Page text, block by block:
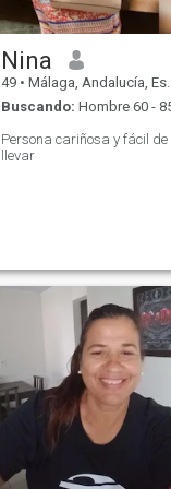
Nina
49 • Málaga, Andalucía, España
Buscando: Hombre 60 -
Persona cariñosa y fácil de
llevar